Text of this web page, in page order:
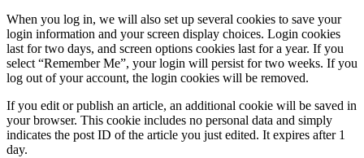
When you log in, we will also set up several cookies to save your
login information and your screen display choices. Login cookies
last for two days, and screen options cookies last for a year. If you
select “Remember Me”, your login will persist for two weeks. If you
log out of your account, the login cookies will be removed.
If you edit or publish an article, an additional cookie will be saved in
your browser. This cookie includes no personal data and simply
indicates the post ID of the article you just edited. It expires after 1
day.